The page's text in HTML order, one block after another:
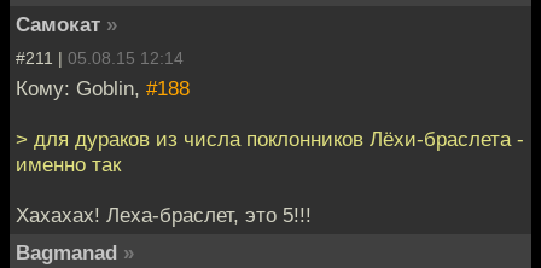
Самокат »
#211 | 05.08.15 12:14
Кому: Goblin, #188
> для дураков из числа поклонников Лёхи-браслета -
именно так
Хахахах! Леха-браслет, это 5!!!
Bagmanad »